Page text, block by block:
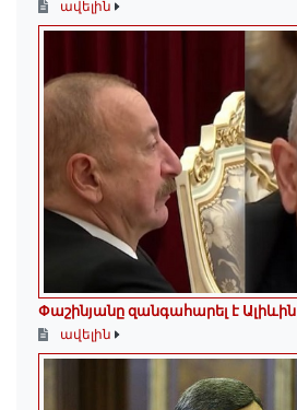
ավելին
Փաշինյանը զանգահարել է Ալիևին
ավելին